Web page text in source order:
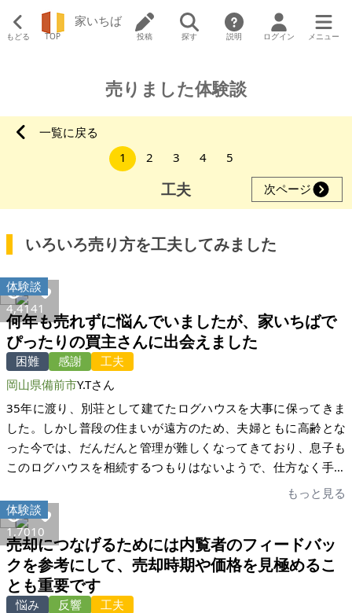
もどる TOP
家いちば
投稿 探す 説明 ログイン メニュー
売りました体験談
一覧に戻る
1
2 3 4 5
工夫 次ページ
いろいろ売り方を工夫してみました
4,4141
体験談
何年も売れずに悩んでいましたが、家いちばで
ぴったりの買主さんに出会えました
困難 感謝
工夫
岡山県備前市Y.Tさん
35年に渡り、別荘として建てたログハウスを大事に保ってきま
した。しかし普段の住まいが遠方のため、夫婦ともに高齢とな
った今では、だんだんと管理が難しくなってきており、息子も
このログハウスを相続するつもりはないようで、仕方なく手放
すことに決めました。私たちは5年ほど前から、この土地と建物
がある自治体の「空き家バンク」への登録や、地元の不動産業
者にも依頼していましたが「見てみたい」という内覧の依頼は1
件もありませんでした。その間も、特に建物の内外については
傷みが来ないように管理し、補修が必要であれば都度業者に依
頼して補修していました。建物は管理を放置すればとたんに傷
んでいくので、そうはならないよう、買ってもらうための努力
もっと見る
1,701 0
体験談
売却につなげるためには内覧者のフィードバッ
クを参考にして、売却時期や価格を見極めるこ
とも重要です
悩み 反響
工夫